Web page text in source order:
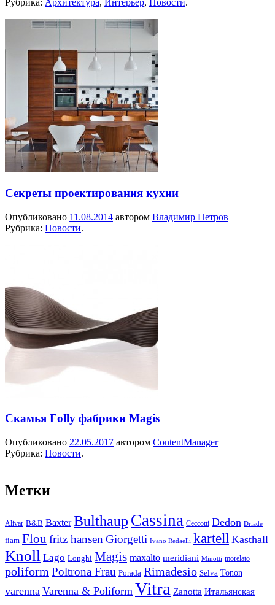
Рубрика: Архитектура, Интерьер, Новости.
Секреты проектирования кухни
Опубликовано 11.08.2014 автором Владимир Петров
Рубрика: Новости.
Скамья Folly фабрики Magis
Опубликовано 22.05.2017 автором ContentManager
Рубрика: Новости.
Метки
Alivar B&B Baxter Bulthaup Cassina Ceccotti Dedon Driade
fiam Flou fritz hansen Giorgetti Ivano Redaelli kartell Kasthall
Knoll Lago Longhi Magis maxalto meridiani Minotti morelato
poliform Poltrona Frau Porada Rimadesio Selva Tonon
varenna Varenna & Poliform Vitra Zanotta Итальянская